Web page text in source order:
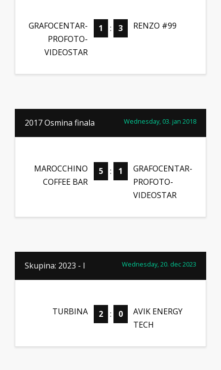
GRAFOCENTAR-
PROFOTO-
VIDEOSTAR
1 : 3 RENZO #99
2017 Osmina finala Wednesday, 03. jan 2018
MAROCCHINO
COFFEE BAR
5 : 1
GRAFOCENTAR-
PROFOTO-
VIDEOSTAR
Skupina: 2023 - I Wednesday, 20. dec 2023
TURBINA 2 : 0
AVIK ENERGY
TECH